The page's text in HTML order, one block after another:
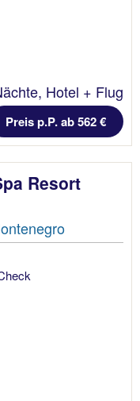
Hotel + Flug
Preis p.P. ab 562 €
Resort